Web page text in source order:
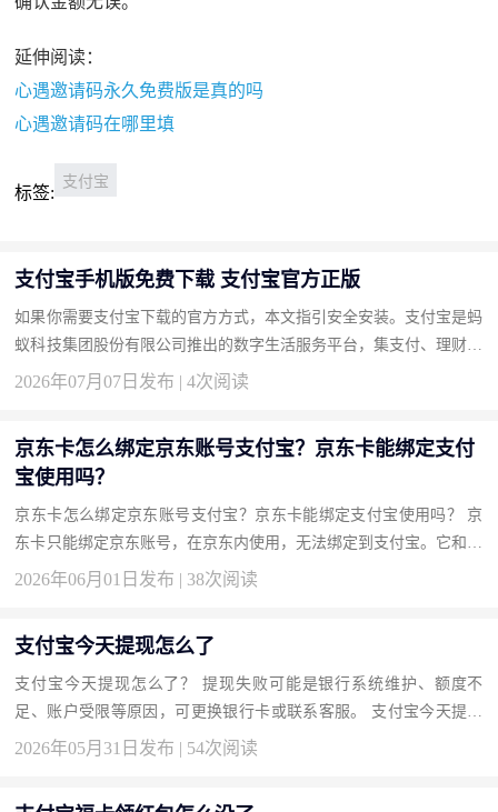
延伸阅读：
心遇邀请码永久免费版是真的吗
心遇邀请码在哪里填
标签:
支付宝
支付宝手机版免费下载 支付宝官方正版
如果你需要支付宝下载的官方方式，本文指引安全安装。支付宝是蚂
蚁科技集团股份有限公司推出的数字生活服务平台，集支付、理财、
保险和城市服务于一体。按此获取正版，开启安全便捷的数字生活...
2026年07月07日发布 | 4次阅读
京东卡怎么绑定京东账号支付宝？京东卡能绑定支付
宝使用吗？
京东卡怎么绑定京东账号支付宝？京东卡能绑定支付宝使用吗？ 京
东卡只能绑定京东账号，在京东内使用，无法绑定到支付宝。它和支
付宝是两个独立系统。要消费京东卡，必须通过京东App支付时选
2026年06月01日发布 | 38次阅读
支付宝今天提现怎么了
支付宝今天提现怎么了？ 提现失败可能是银行系统维护、额度不
足、账户受限等原因，可更换银行卡或联系客服。 支付宝今天提现
怎么了？ 先检查你的支付宝账户是否正常，有无限制提醒。查看银
2026年05月31日发布 | 54次阅读